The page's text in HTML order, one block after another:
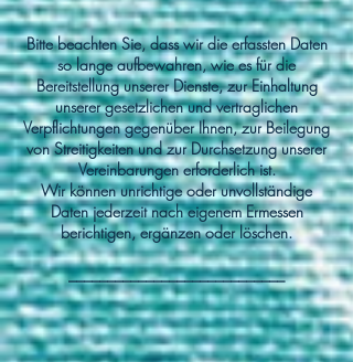
Bitte beachten Sie, dass wir die erfassten Daten
so lange aufbewahren, wie es für die
Bereitstellung unserer Dienste, zur Einhaltung
unserer gesetzlichen und vertraglichen
Verpflichtungen gegenüber Ihnen, zur Beilegung
von Streitigkeiten und zur Durchsetzung unserer
Vereinbarungen erforderlich ist.
Wir können unrichtige oder unvollständige
Daten jederzeit nach eigenem Ermessen
berichtigen, ergänzen oder löschen.
____________________________